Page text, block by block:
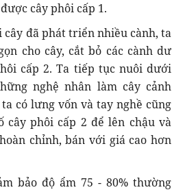
cây phôi cấp 1.
đã phát triển nhiều cành, ta
cho cây, cắt bỏ các cành dư
cấp 2. Ta tiếp tục nuôi dưới
nghệ nhân làm cây cảnh
có lưng vốn và tay nghề cũng
cây phôi cấp 2 để lên chậu và
chỉnh, bán với giá cao hơn
bảo độ ẩm 75 - 80% thường